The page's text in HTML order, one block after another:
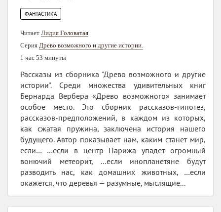
ФАНТАСТИКА
Читает Лидия Головатая
Серия Древо возможного и другие истории.
1 час 53 минуты
Рассказы из сборника "Древо возможного и другие
истории". Среди множества удивительных книг
Бернарда Вербера «Древо возможного» занимает
особое место. Это сборник рассказов-гипотез,
рассказов-предположений, в каждом из которых,
как сжатая пружина, заключена история нашего
будущего. Автор показывает нам, каким станет мир,
если… …если в центр Парижа упадет огромный
вонючий метеорит, …если инопланетяне будут
разводить нас, как домашних животных, …если
окажется, что деревья — разумные, мыслящие...